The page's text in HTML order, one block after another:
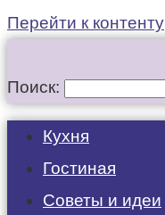
Перейти к контенту
Поиск:
Кухня
Гостиная
Советы и идеи